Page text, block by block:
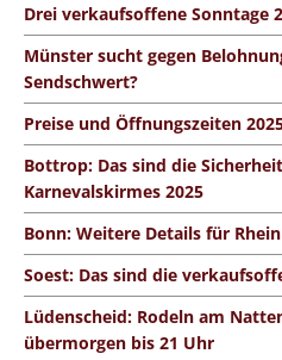
Drei verkaufsoffene Sonntage
Münster sucht gegen
Sendschwert?
Preise und Öffnungszeiten
Bottrop: Das sind die
Karnevalskirmes 2025
Bonn: Weitere Details für
Soest: Das sind die
Lüdenscheid: Rodeln am
übermorgen bis 21 Uhr